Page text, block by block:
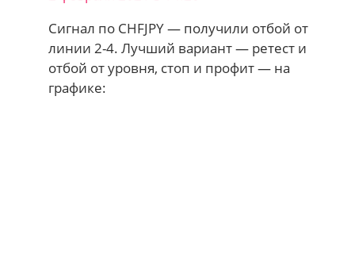
Сигнал по CHFJPY — получили отбой от
линии 2-4. Лучший вариант — ретест и
отбой от уровня, стоп и профит — на
графике: